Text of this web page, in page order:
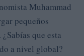
Muhammad
pequeños
que esta
a nivel global?